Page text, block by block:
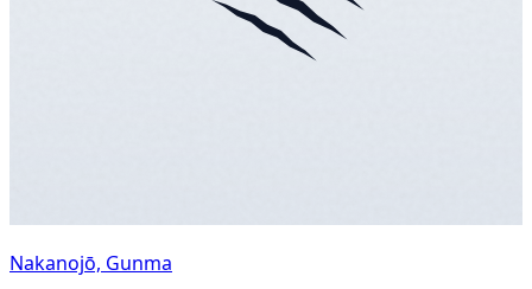
Nakanojō, Gunma